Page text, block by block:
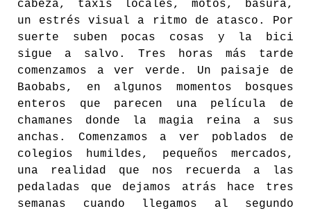
cabeza, taxis locales, motos, basura,
un estrés visual a ritmo de atasco. Por
suerte suben pocas cosas y la bici
sigue a salvo. Tres horas más tarde
comenzamos a ver verde. Un paisaje de
Baobabs, en algunos momentos bosques
enteros que parecen una película de
chamanes donde la magia reina a sus
anchas. Comenzamos a ver poblados de
colegios humildes, pequeños mercados,
una realidad que nos recuerda a las
pedaladas que dejamos atrás hace tres
semanas cuando llegamos al segundo